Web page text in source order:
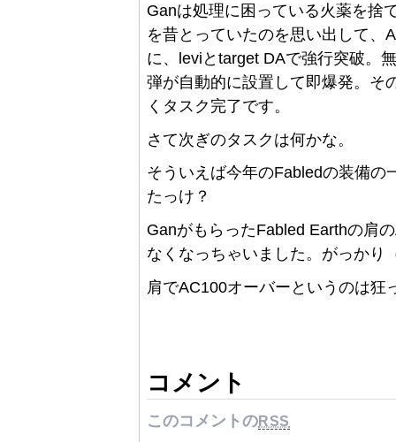
Ganは処理に困っている火薬を捨
を昔とっていたのを思い出して、
に、leviとtarget DAで強行突破。
弾が自動的に設置して即爆発。そ
くタスク完了です。
さて次ぎのタスクは何かな。
そういえば今年のFabledの装備の
たっけ？
GanがもらったFabled Earthの肩
なくなっちゃいました。がっか
肩でAC100オーバーというのは狂
コメント
このコメントのRSS